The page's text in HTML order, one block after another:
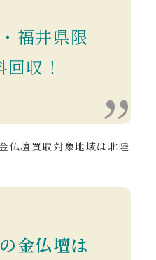
福井県限
収！
仏壇買取対象地域は北陸
金仏壇は